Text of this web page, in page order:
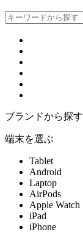
ブランドから探す
端末を選ぶ
Tablet
Android
Laptop
AirPods
Apple Watch
iPad
iPhone